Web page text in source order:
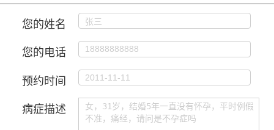
您的姓名
您的电话
预约时间
病症描述